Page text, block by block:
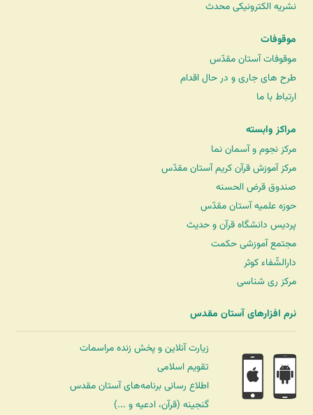
نشریه الکترونیکی محدث
موقوفات
موقوفات آستان مقدّس
طرح های جاری و در حال اقدام
ارتباط با ما
مراکز وابسته
مرکز نجوم و آسمان نما
مرکز آموزش قرآن کریم آستان مقدّس
صندوق قرض الحسنه
حوزه علمیه آستان مقدّس
پردیس دانشگاه قرآن و حدیث
مجتمع آموزشی حکمت
دارالشّفاء کوثر
مرکز ری شناسی
نرم افزارهای آستان مقدس
زیارت آنلاین و پخش زنده مراسمات
تقویم اسلامی
اطلاع رسانی برنامه‌های آستان مقدس
گنجینه (قرآن، ادعیه و ...)